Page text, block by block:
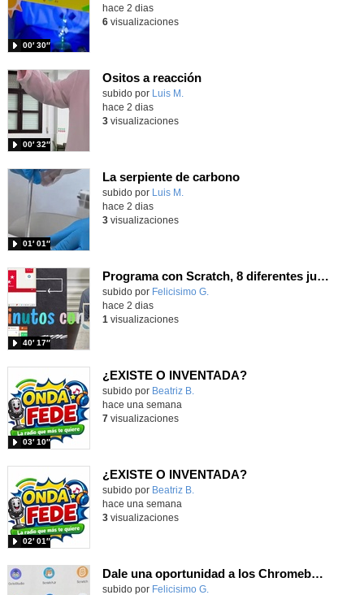
00′ 30″
hace 2 dias
6visualizaciones
Ositos a reacción
Contenido educativo.
subido por Luis M.
00′ 32″
hace 2 dias
3visualizaciones
La serpiente de carbono
Contenido educativo.
subido por Luis M.
01′ 01″
hace 2 dias
3visualizaciones
Programa con Scratch, 8 diferentes juegos para vivir la emoción de los partidos de España en el mundial 2026
Contenido educativo.
subido por Felicisimo G.
40′ 17″
hace 2 dias
1 visualizaciones
¿EXISTE O INVENTADA?
Contenido educativo.
subido por Beatriz B.
03′ 10″
hace una semana
7visualizaciones
¿EXISTE O INVENTADA?
Contenido educativo.
subido por Beatriz B.
02′ 01″
hace una semana
3visualizaciones
Dale una oportunidad a los Chromebooks y utiliza un proyector para realizar talleres si no tienes pantallas táctiles
Contenido educativo.
subido por Felicisimo G.